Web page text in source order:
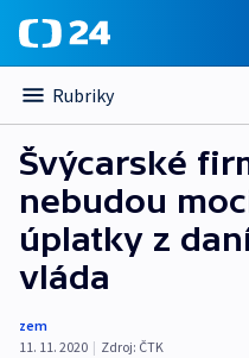
Rubriky
Švýcarské
nebudou
úplatky z
vláda
zem
11. 11. 2020 | Zdroj: ČTK